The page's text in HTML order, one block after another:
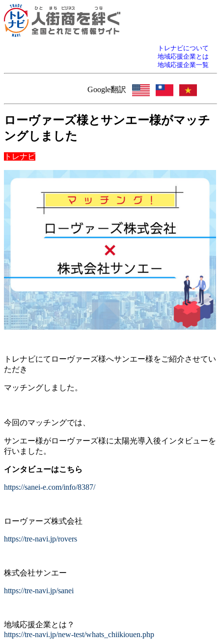
トレナビについて
地域応援企業とは
地域応援企業一覧
Google翻訳
ローヴァーズ様とサンエー様がマッチ
ングしました
トレナビ
トレナビにてローヴァーズ様へサンエー様をご紹介させてい
ただき
マッチングしました。
今回のマッチングでは、
サンエー様がローヴァーズ様に太陽光導入後インタビューを
行いました。
インタビューはこちら
https://sanei-e.com/info/8387/
ローヴァーズ株式会社
https://tre-navi.jp/rovers
株式会社サンエー
https://tre-navi.jp/sanei
地域応援企業とは？
https://tre-navi.jp/new-test/whats_chiikiouen.php